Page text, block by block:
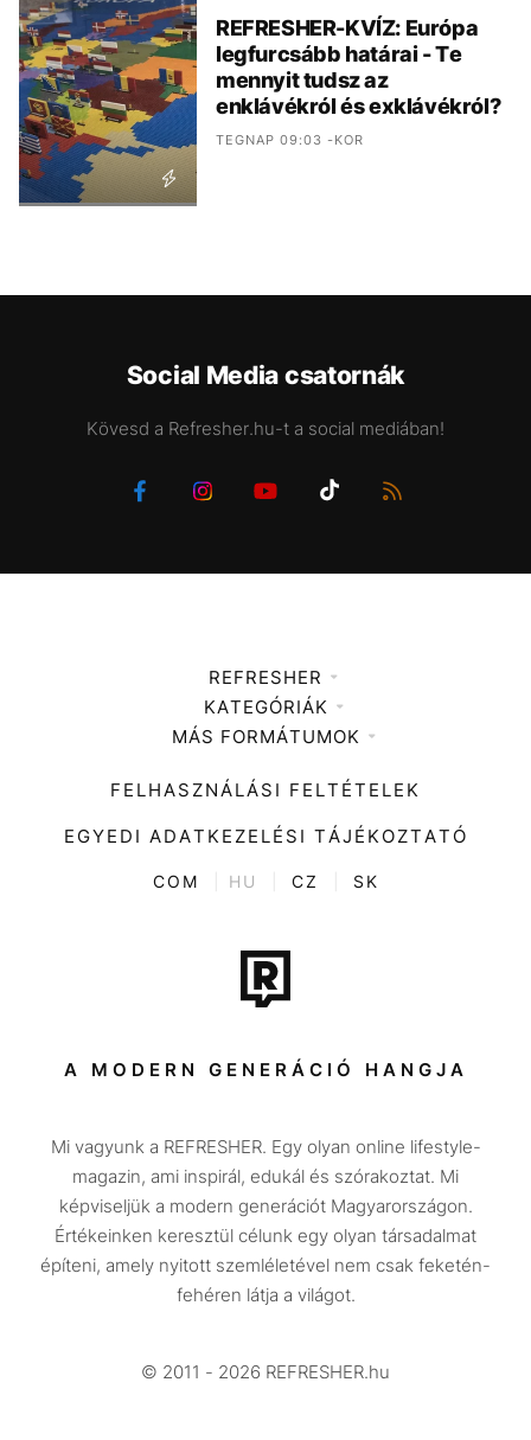
REFRESHER-KVÍZ: Európa
legfurcsább határai - Te
mennyit tudsz az
enklávékról és exklávékról?
TEGNAP 09:03 -KOR
Social Media csatornák
Kövesd a Refresher.hu-t a social mediában!
REFRESHER
Médiaajánlat
KATEGÓRIÁK
Zene
Divat
Kultúra
ENTR
Tech-Tudomány
Sport
Társadalom
Utazás
Életmód
Design
Beszélgetések
Videó
MÁS FORMÁTUMOK
FELHASZNÁLÁSI FELTÉTELEK
EGYEDI ADATKEZELÉSI TÁJÉKOZTATÓ
COM HU CZ SK
A MODERN GENERÁCIÓ HANGJA
Mi vagyunk a REFRESHER. Egy olyan online lifestyle-
magazin, ami inspirál, edukál és szórakoztat. Mi
képviseljük a modern generációt Magyarországon.
Értékeinken keresztül célunk egy olyan társadalmat
építeni, amely nyitott szemléletével nem csak feketén-
fehéren látja a világot.
© 2011 - 2026 REFRESHER.hu